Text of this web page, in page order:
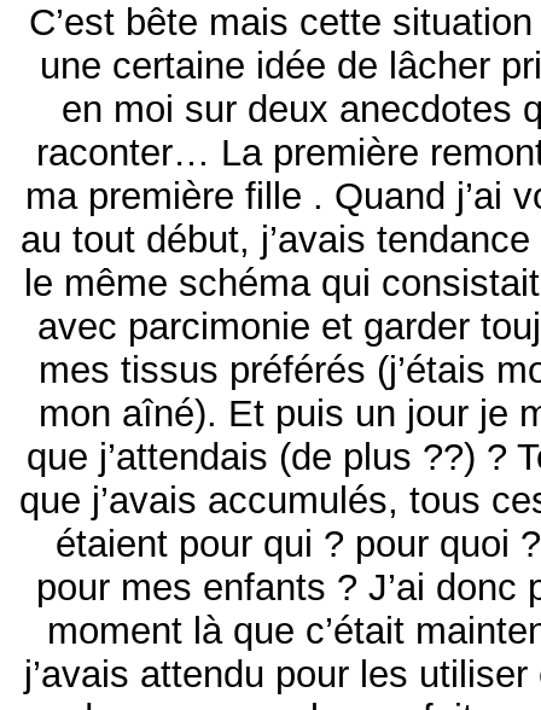
C’est bête mais cette
une certaine idée de lâcher
en moi sur deux anecdotes
raconter… La première
ma première fille . Quand j’ai
au tout début, j’avais
le même schéma qui
avec parcimonie et garder
mes tissus préférés (j’étais
mon aîné). Et puis un jour je
que j’attendais (de plus ??) ?
que j’avais accumulés, tous
étaient pour qui ? pour quoi
pour mes enfants ? J’ai donc
moment là que c’était
j’avais attendu pour les utiliser